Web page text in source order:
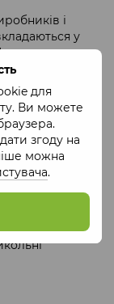
для
Ви можете
згоду на
можна
.
і
у
.
продуктових